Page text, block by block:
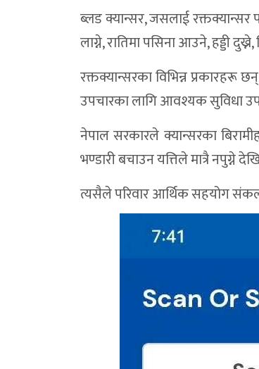
ब्लड क्यान्सर, जसलाई
लाग्ने, रातिमा पसिना आउने, हड्डी
रक्तक्यान्सरका विभिन्न
उपचारका लागि आवश्यक सुविधा
नेपाल सरकारले क्यान्सरका
भण्डारी बचाउन यत्तिले मात्रै नपुग्ने
त्यसैले परिवार आर्थिक सहयोग